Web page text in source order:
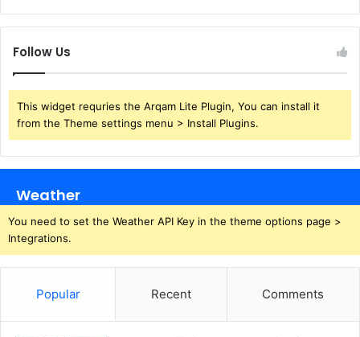
Follow Us
This widget requries the Arqam Lite Plugin, You can install it
from the Theme settings menu > Install Plugins.
Weather
You need to set the Weather API Key in the theme options page >
Integrations.
Popular Recent Comments